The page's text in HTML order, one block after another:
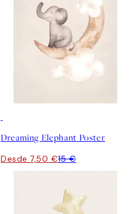
Dreaming Elephant Poster
Desde 7,50 €15 €